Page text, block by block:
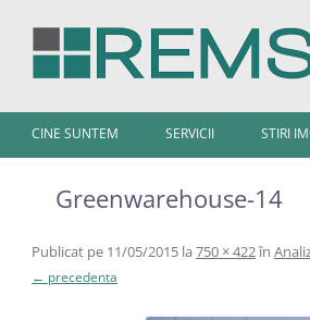
CINE SUNTEM SERVICII STIRI
Greenwarehouse-14
Publicat pe 11/05/2015 la 750 × 422în
← precedenta